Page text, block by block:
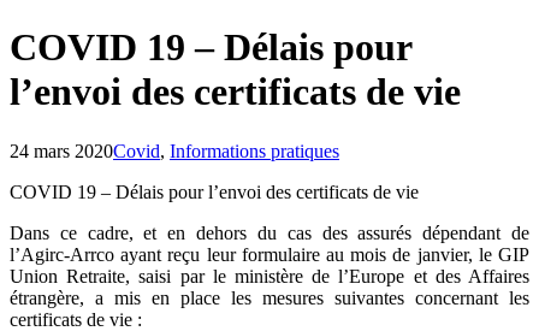
COVID 19 – Délais pour
l’envoi des certificats de vie
24 mars 2020Covid, Informations pratiques
COVID 19 – Délais pour l’envoi des certificats de vie
Dans ce cadre, et en dehors du cas des assurés dépendant de
l’Agirc-Arrco ayant reçu leur formulaire au mois de janvier, le GIP
Union Retraite, saisi par le ministère de l’Europe et des Affaires
étrangère, a mis en place les mesures suivantes concernant les
certificats de vie :